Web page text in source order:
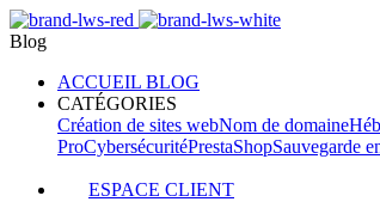
Blog
ACCUEIL BLOG
CATÉGORIES
Création de sites webNom de domaine
ProCybersécuritéPrestaShopSauvegarde
ESPACE CLIENT